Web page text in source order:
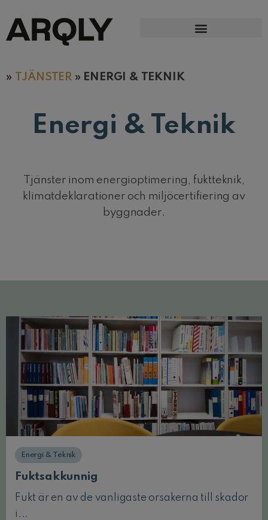
» TJÄNSTER » ENERGI & TEKNIK
Energi & Teknik
Tjänster inom energioptimering, fuktteknik,
klimatdeklarationer och miljöcertifiering av
byggnader.
Energi & Teknik
Fuktsakkunnig
Fukt är en av de vanligaste orsakerna till skador
i...